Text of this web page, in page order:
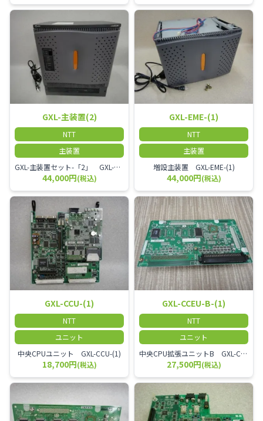
GXL-主装置(2)
NTT
主装置
GXL-主装置セット-「2」 GXL-主装置(2)
44,000円(税込)
GXL-EME-(1)
NTT
主装置
増設主装置 GXL-EME-(1)
44,000円(税込)
GXL-CCU-(1)
NTT
ユニット
中央CPUユニット GXL-CCU-(1)
18,700円(税込)
GXL-CCEU-B-(1)
NTT
ユニット
中央CPU拡張ユニットB GXL-CCEU-B-(1)
27,500円(税込)